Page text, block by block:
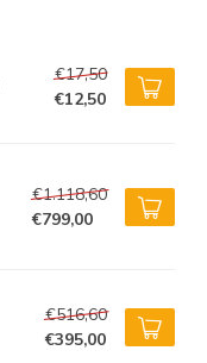
€17,50
€12,50
€1.118,60
€799,00
€516,60
€395,00